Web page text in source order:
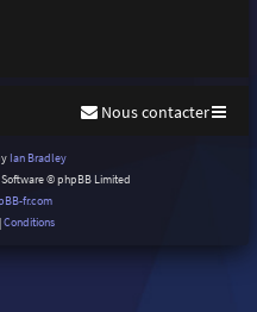
Nous contacter
Ian Bradley
Software © phpBB Limited
fr.com
|Conditions